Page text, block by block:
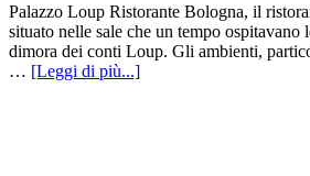
Palazzo Loup Ristorante Bologna, il
situato nelle sale che un tempo ospitavano
dimora dei conti Loup. Gli ambienti,
… [Leggi di più...]